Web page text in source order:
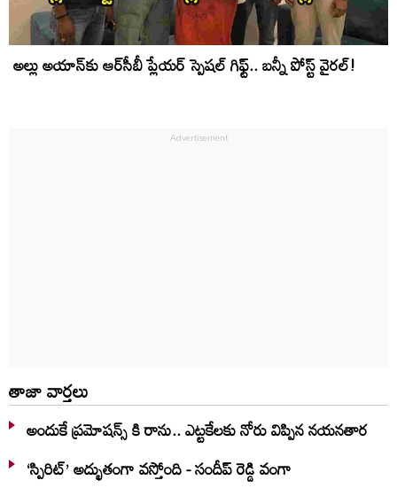
అల్లు అయాన్‌కు ఆర్‌సీబీ ప్లేయర్ స్పెషల్ గిఫ్ట్.. బన్నీ పోస్ట్ వైరల్!
తాజా వార్తలు
అందుకే ప్రమోషన్స్ కి రాను.. ఎట్టకేలకు నోరు విప్పిన నయనతార
‘స్పిరిట్’ అద్భుతంగా వస్తోంది - సందీప్ రెడ్డి వంగా